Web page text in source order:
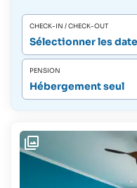
CHECK-IN / CHECK-OUT
Sélectionner les
PENSION
Hébergement seul